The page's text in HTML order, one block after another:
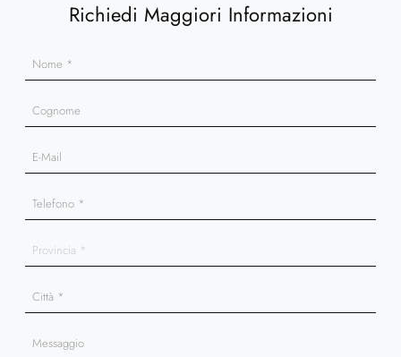
Richiedi Maggiori Informazioni